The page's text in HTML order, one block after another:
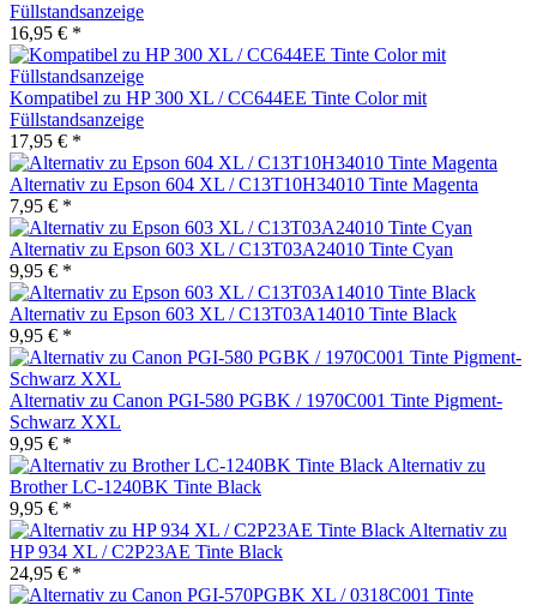
Füllstandsanzeige
16,95 € *
Kompatibel zu HP 300 XL / CC644EE Tinte Color mit
Füllstandsanzeige
17,95 € *
Alternativ zu Epson 604 XL / C13T10H34010 Tinte Magenta
7,95 € *
Alternativ zu Epson 603 XL / C13T03A24010 Tinte Cyan
9,95 € *
Alternativ zu Epson 603 XL / C13T03A14010 Tinte Black
9,95 € *
Alternativ zu Canon PGI-580 PGBK / 1970C001 Tinte Pigment-
Schwarz XXL
9,95 € *
Alternativ zu
Brother LC-1240BK Tinte Black
9,95 € *
Alternativ zu
HP 934 XL / C2P23AE Tinte Black
24,95 € *